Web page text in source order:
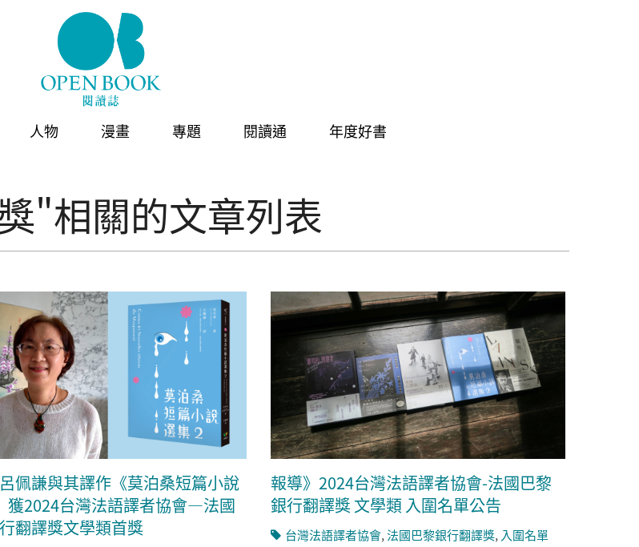
人物 漫畫 專題 閱讀通 年度好書
"相關的文章列表
佩謙與其譯作《莫泊桑短篇小說
獲2024台灣法語譯者協會—法國
翻譯獎文學類首獎
報導》2024台灣法語譯者協會-法國巴黎
銀行翻譯獎 文學類 入圍名單公告
台灣法語譯者協會,法國巴黎銀行翻譯獎, 入圍名單